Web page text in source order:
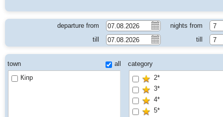
departure from nights from
7
till
till 7
town
all
Кіпр
category
2*
3*
4*
5*